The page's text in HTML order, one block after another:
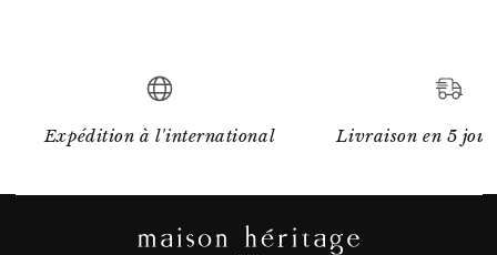
Expédition à l'international Livraison en 5